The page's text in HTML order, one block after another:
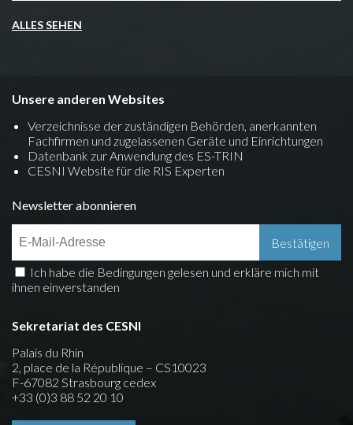
ALLES SEHEN
Unsere anderen Websites
Verzeichnisse der zuständigen Behörden, anerkannten
Fachfirmen und zugelassenen Geräte und Einrichtungen
Datenbank zur Anwendung des ES-TRIN
CESNI Website für die RIS Experten
Newsletter abonnieren
Ich habe die Bedingungen gelesen und erkläre mich mit
ihnen einverstanden
Sekretariat des CESNI
Palais du Rhin
2, place de la République – CS10023
F-67082 Strasbourg cedex
+33 (0)3 88 52 20 10